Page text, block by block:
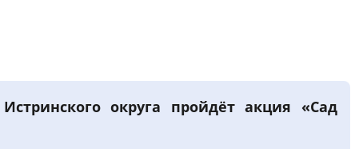
округа пройдёт акция «Сад